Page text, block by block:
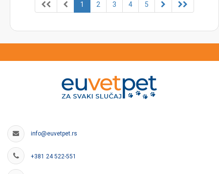
1 2 3 4 5
info@euvetpet.rs
+381 24 522-551